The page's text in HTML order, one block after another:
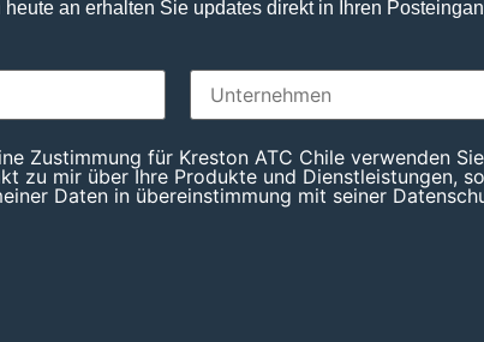
heute an erhalten Sie updates direkt in Ihren
Zustimmung für Kreston ATC Chile verwenden
zu mir über Ihre Produkte und Dienstleistungen,
Daten in übereinstimmung mit seiner